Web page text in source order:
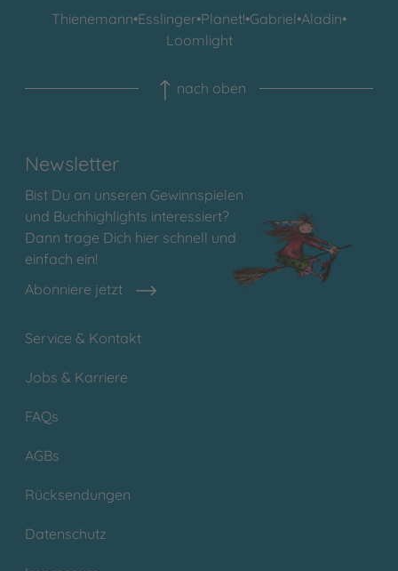
Thienemann•Esslinger•Planet!•Gabriel•Aladin•
Loomlight
nach oben
Newsletter
Bist Du an unseren Gewinnspielen
und Buchhighlights interessiert?
Dann trage Dich hier schnell und
einfach ein!
Abonniere jetzt
Service & Kontakt
Jobs & Karriere
FAQs
AGBs
Rücksendungen
Datenschutz